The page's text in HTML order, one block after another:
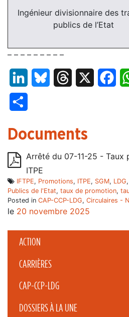
ACTION
CARRIÈRES
CAP-CCP-LDG
DOSSIERS À LA UNE
Ingénieur divisionnaire des
publics de l’Etat
– – – – – – – – –
LinkedInBluesky Threads
Documents
Arrêté du 07-11-25 -
ITPE
IFTPE, Promotions, ITPE, SGM, LDG,
Publics de l'Etat, taux de promotion,
Posted in CAP-CCP-LDG, Circulaires -
le 20 novembre 2025